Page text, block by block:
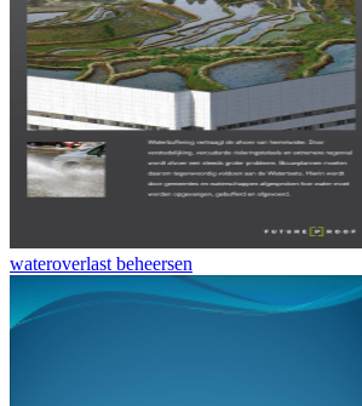
wateroverlast beheersen